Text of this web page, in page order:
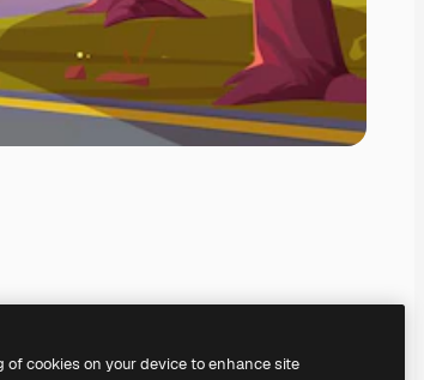
of cookies on your device to enhance site